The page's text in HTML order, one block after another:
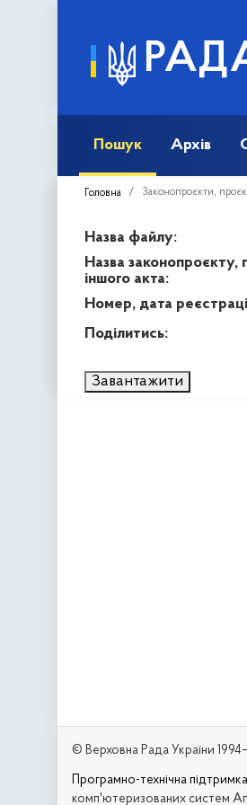
Пошук Архів
Головна Законопроєкти,
Назва файлу:
Назва законопроєкту,
іншого акта:
Номер, дата
Поділитись:
Завантажити
© Верховна Рада України
Програмно-технічна підтримка
комп'ютеризованих систем